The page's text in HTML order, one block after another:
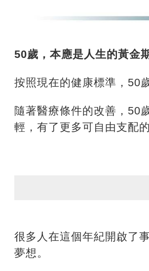
50歲，本應是人生的黃金
按照現在的健康標準，50
隨著醫療條件的改善，
輕，有了更多可自由支配
很多人在這個年紀開啟了
夢想。